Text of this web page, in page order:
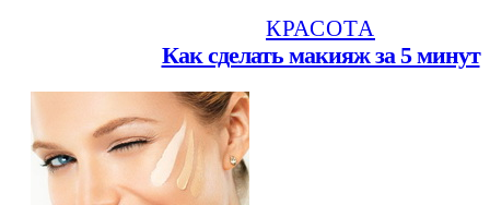
КРАСОТА
Как сделать макияж за 5 минут